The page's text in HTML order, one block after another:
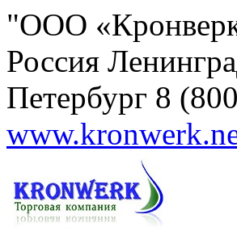
"ООО
Россия
Петербург 8